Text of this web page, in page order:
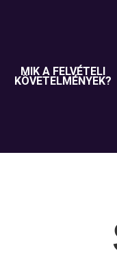
MIK A FELVÉTELI
KÖVETELMÉNYEK?